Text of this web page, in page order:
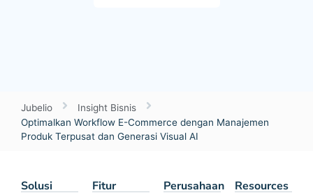
Jubelio
Insight Bisnis
Optimalkan Workflow E-Commerce dengan Manajemen
Produk Terpusat dan Generasi Visual AI
Solusi Fitur Perusahaan Resources